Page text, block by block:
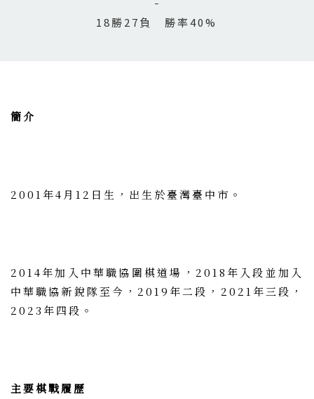
18勝27負 勝率40%
簡介
2001年4月12日生，出生於臺灣臺中市。
2014年加入中華職協圍棋道場，2018年入段並加入
中華職協新銳隊至今，2019年二段，2021年三段，
2023年四段。
主要棋戰履歷